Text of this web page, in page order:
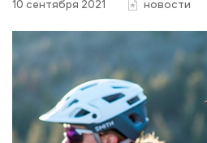
10 сентября 2021 новости